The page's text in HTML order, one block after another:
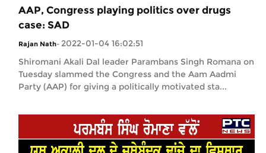
AAP, Congress playing politics over drugs
case: SAD
Rajan Nath- 2022-01-04 16:02:51
Shiromani Akali Dal leader Parambans Singh Romana on
Tuesday slammed the Congress and the Aam Aadmi
Party (AAP) for giving a politically motivated sta...